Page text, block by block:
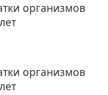
организмов
организмов